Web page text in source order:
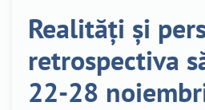
Realități și
retrospectiva
22-28